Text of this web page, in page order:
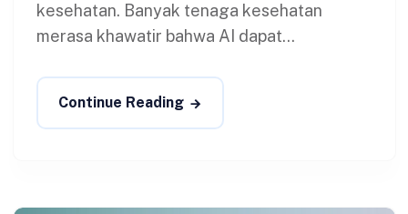
kesehatan. Banyak tenaga kesehatan
merasa khawatir bahwa AI dapat...
Continue Reading